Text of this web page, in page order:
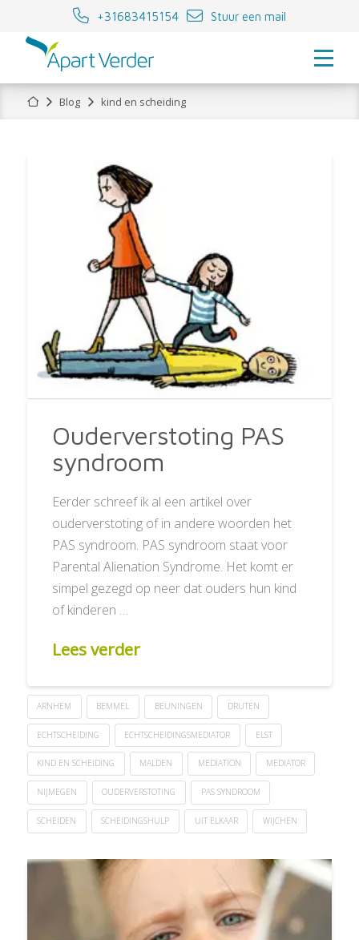
+31683415154 Stuur een mail
HomeBlog kind en scheiding
Ouderverstoting PAS
syndroom
Eerder schreef ik al een artikel over
ouderverstoting of in andere woorden het
PAS syndroom. PAS syndroom staat voor
Parental Alienation Syndrome. Het komt er
simpel gezegd op neer dat ouders hun kind
of kinderen …
Lees verder
ARNHEM BEMMEL BEUNINGEN DRUTEN
ECHTSCHEIDING ECHTSCHEIDINGSMEDIATOR ELST
KIND EN SCHEIDING MALDEN MEDIATION MEDIATOR
NIJMEGEN OUDERVERSTOTING PAS SYNDROOM
SCHEIDEN SCHEIDINGSHULP UIT ELKAAR WIJCHEN